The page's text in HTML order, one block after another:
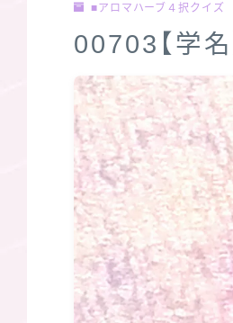
■アロマハーブ４択クイズ
00703【学名